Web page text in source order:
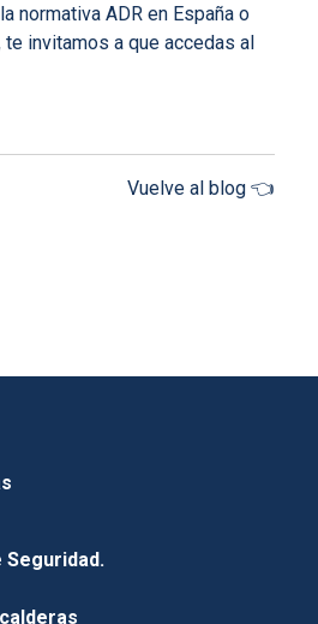
normativa ADR en España o
invitamos a que accedas al
Vuelve al blog 👈